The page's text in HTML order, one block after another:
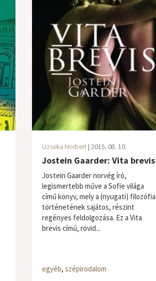
Uzseka Norbert| 2015. 08. 10.
Jostein Gaarder: Vita brevis
Jostein Gaarder norvég író,
legismertebb műve a Sofie világa
című könyv, mely a (nyugati) filozófia
történetének sajátos, részint
regényes feldolgozása. Ez a Vita
brevis című, rövid...
egyéb, szépirodalom